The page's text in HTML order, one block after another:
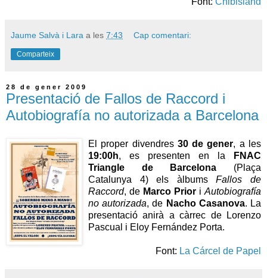
Jaume Salvà i Lara a les 7:43 Cap comentari:
Comparteix
28 de gener 2009
Presentació de Fallos de Raccord i
Autobiografía no autorizada a Barcelona
El proper divendres 30 de gener, a les
19:00h, es presenten en la
FNAC
Triangle de Barcelona (Plaça
Catalunya 4) els àlbumsFallos de
Raccord, de Marco Prior i Autobiografía
no autorizada, de Nacho Casanova. La
presentació anirà a càrrec de Lorenzo
Pascual i Eloy Fernández Porta.
Font: La Cárcel de Papel